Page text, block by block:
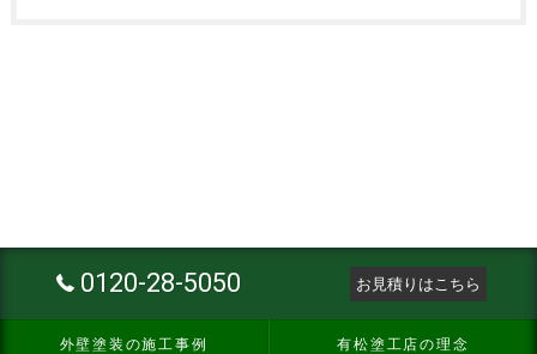
0120-28-5050 お見積りはこちら
外壁塗装の施工事例 有松塗工店の理念